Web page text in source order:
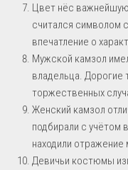
Цвет нёс
считался символом
впечатление о
Мужской камзол
владельца. Дорогие
торжественных
Женский камзол
подбирали с учётом
находили
Девичьи костюмы